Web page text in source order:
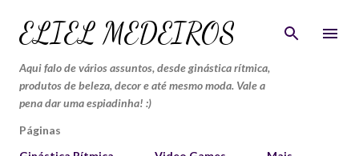
Pular para o conteúdo principal
ELIEL MEDEIROS
Aqui falo de vários assuntos, desde ginástica rítmica,
produtos de beleza, decor e até mesmo moda. Vale a
pena dar uma espiadinha! :)
Páginas